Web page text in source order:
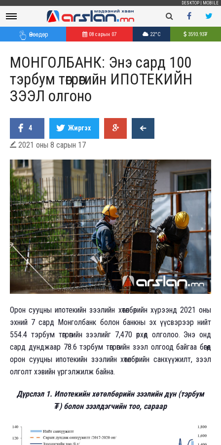
DESKTOP MOBILE
Өнөөдөр 08 сарын 07 22°C 3593.93₮
МОНГОЛБАНК: Энэ сард 100
тэрбум төгрөгийн ИПОТЕКИЙН
ЗЭЭЛ олгоно
4 Жиргэх
 2021 оны 8 сарын 17
Орон сууцны ипотекийн зээлийн хөтөлбөрийн хүрээнд 2021 оны
эхний 7 сард Монголбанк болон банкны эх үүсвэрээр нийт
554.4 тэрбум төгрөгийн зээлийг 7,470 өрхөд олголоо. Энэ онд
сард дунджаар 78.6 тэрбум төгрөгийн зээл олгоод байгаа бөгөөд
орон сууцны ипотекийн зээлийн хөтөлбөрийн санхүүжилт, зээл
олголт хэвийн үргэлжилж байна.
Дүрслэл 1. Ипотекийн хөтөлбөрийн зээлийн дүн(тэрбум
₮)болон зээлдэгчийн тоо, сараар